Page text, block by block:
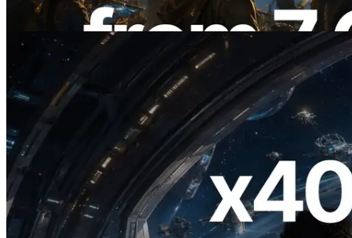
Lesen Sie diesen Artikel
2026.07.04